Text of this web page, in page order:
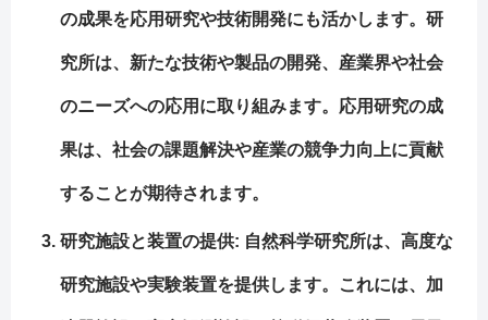
の成果を応用研究や技術開発にも活かします。研
究所は、新たな技術や製品の開発、産業界や社会
のニーズへの応用に取り組みます。応用研究の成
果は、社会の課題解決や産業の競争力向上に貢献
することが期待されます。
研究施設と装置の提供: 自然科学研究所は、高度な
研究施設や実験装置を提供します。これには、加